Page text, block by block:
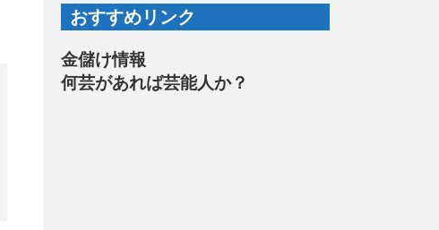
おすすめリンク
金儲け情報
何芸があれば芸能人か？